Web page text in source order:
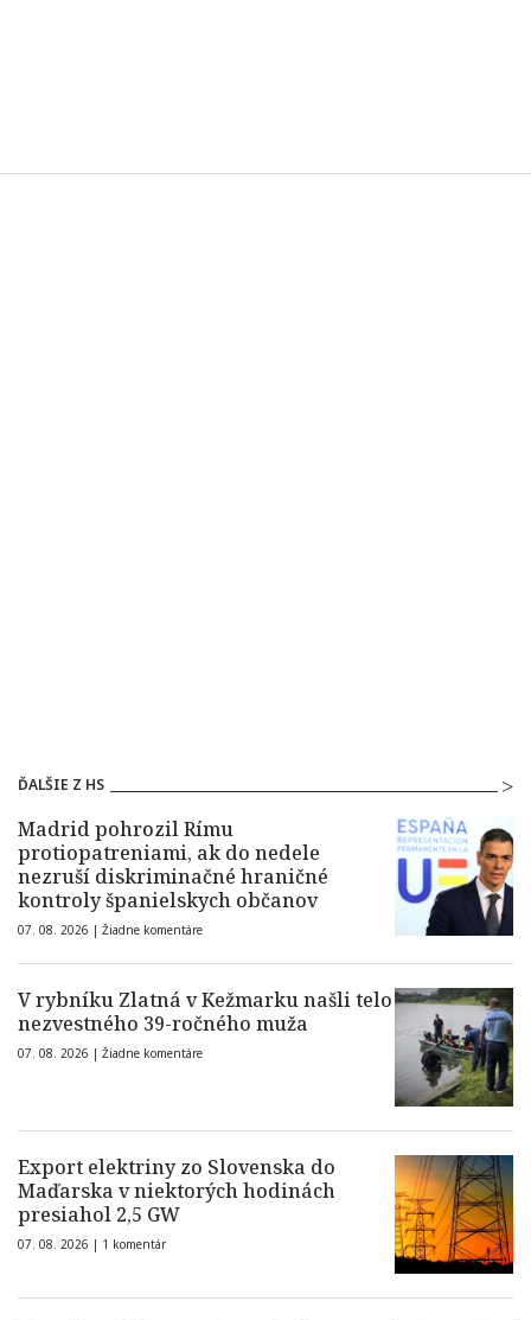
ĎALŠIE Z HS
Madrid pohrozil Rímu
protiopatreniami, ak do nedele
nezruší diskriminačné hraničné
kontroly španielskych občanov
07. 08. 2026 | Žiadne komentáre
V rybníku Zlatná v Kežmarku našli telo
nezvestného 39-ročného muža
07. 08. 2026 | Žiadne komentáre
Export elektriny zo Slovenska do
Maďarska v niektorých hodinách
presiahol 2,5 GW
07. 08. 2026 | 1 komentár